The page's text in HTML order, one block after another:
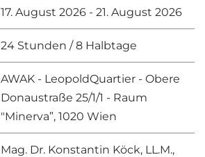
17. August 2026 - 21. August 2026
24 Stunden / 8 Halbtage
AWAK - LeopoldQuartier - Obere
Donaustraße 25/1/1 - Raum
"Minerva”, 1020 Wien
Mag. Dr. Konstantin Köck, LL.M.,